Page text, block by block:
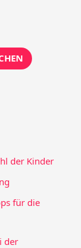
der Kinder
für die
der